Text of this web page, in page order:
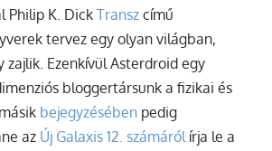
Philip K. DickTransz című
tervez egy olyan világban,
Ezenkívül Asterdroid egy
bloggertársunk a fizikai és
bejegyzésében pedig
az Új Galaxis 12. számárólírja le a